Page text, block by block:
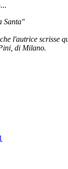
Santa"
l'autrice scrisse
di Milano.